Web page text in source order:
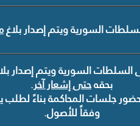
السورية ويتم إصدار بلاغ
السورية ويتم إصدار
بحقهحتى إشعار آخر.
جلسات المحاكمة بناءً
وفقاً للأصول.